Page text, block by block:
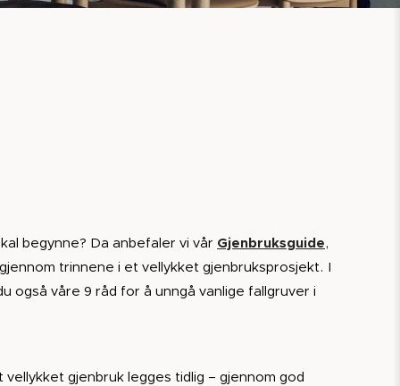
begynne? Da anbefaler vi vår Gjenbruksguide ,
trinnene i et vellykket gjenbruksprosjekt. I
også våre 9 råd for å unngå vanlige fallgruver i
gjenbruk legges tidlig – gjennom god